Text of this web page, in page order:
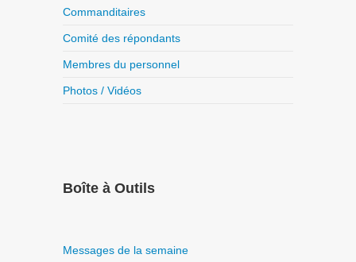
Commanditaires
Comité des répondants
Membres du personnel
Photos / Vidéos
Boîte à Outils
Messages de la semaine